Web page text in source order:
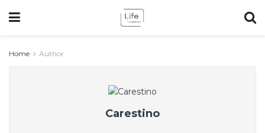
Home Author
Carestino